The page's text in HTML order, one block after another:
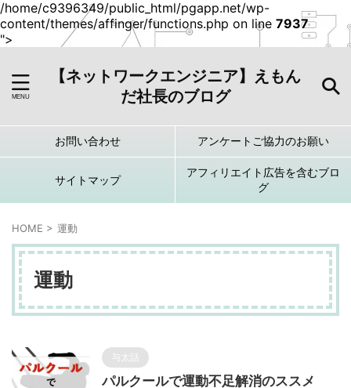
/home/c9396349/public_html/pgapp.net/wp-
content/themes/affinger/functions.php on line 7937
">
【ネットワークエンジニア】えもん
だ社長のブログ
お問い合わせ アンケートご協力のお願い
サイトマップ
アフィリエイト広告を含むブロ
グ
HOME > 運動
運動
与太話
パルクールで運動不足解消のススメ